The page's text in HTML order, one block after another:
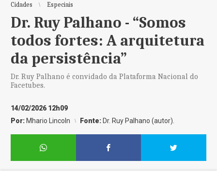
Cidades Especiais
Dr. Ruy Palhano - “Somos
todos fortes: A arquitetura
da persistência”
Dr. Ruy Palhano é convidado da Plataforma Nacional do
Facetubes.
14/02/2026 12h09
Por: Mhario Lincoln Fonte: Dr. Ruy Palhano (autor).